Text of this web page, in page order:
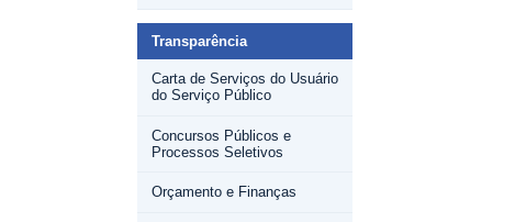
Transparência
Carta de Serviços do Usuário
do Serviço Público
Concursos Públicos e
Processos Seletivos
Orçamento e Finanças